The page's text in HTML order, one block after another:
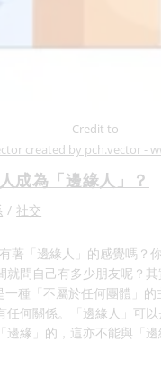
Credit to
created by pch.vector -
成為「邊緣人」？
/ 社交
著「邊緣人」的感覺嗎？
就問自己有多少朋友呢？其
種「不屬於任何團體」的
任何關係。「邊緣人」可
邊緣」的，這亦不能與「邊